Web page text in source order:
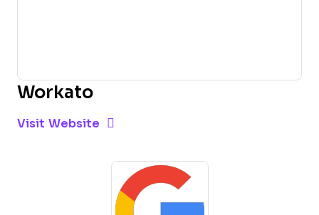
Workato
Visit Website Opens New Window